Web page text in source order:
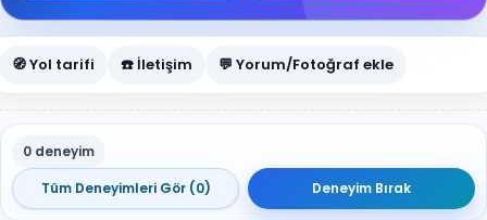
🧭 Yol tarifi ☎️ İletişim 💬 Yorum/Fotoğraf ekle
0 deneyim
Tüm Deneyimleri Gör (0)
Deneyim Bırak